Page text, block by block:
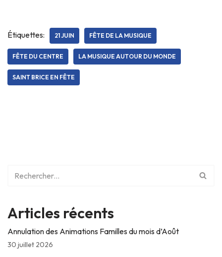
Étiquettes: 21 JUIN FÊTE DE LA MUSIQUE
FÊTE DU CENTRE LA MUSIQUE AUTOUR DU MONDE
SAINT BRICE EN FÊTE
Articles récents
Annulation des Animations Familles du mois d’Août
30 juillet 2026